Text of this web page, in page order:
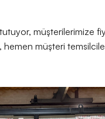
müşterilerimize
hemen müşteri